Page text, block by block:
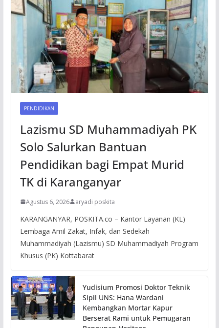
PENDIDIKAN
Lazismu SD Muhammadiyah PK
Solo Salurkan Bantuan
Pendidikan bagi Empat Murid
TK di Karanganyar
Agustus 6, 2026 aryadi poskita
KARANGANYAR, POSKITA.co – Kantor Layanan (KL)
Lembaga Amil Zakat, Infak, dan Sedekah
Muhammadiyah (Lazismu) SD Muhammadiyah Program
Khusus (PK) Kottabarat
Yudisium Promosi Doktor Teknik
Sipil UNS: Hana Wardani
Kembangkan Mortar Kapur
Berserat Rami untuk Pemugaran